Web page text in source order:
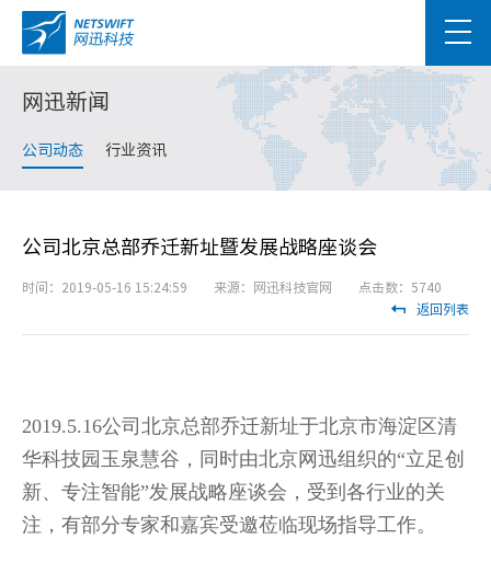
网迅新闻
公司动态 行业资讯
公司北京总部乔迁新址暨发展战略座谈会
时间：2019-05-16 15:24:59 来源：网迅科技官网 点击数：5740
返回列表
2019.5.16公司北京总部乔迁新址于北京市海淀区清
华科技园玉泉慧谷，同时由北京网迅组织的“立足创
新、专注智能”发展战略座谈会，受到各行业的关
注，有部分专家和嘉宾受邀莅临现场指导工作。